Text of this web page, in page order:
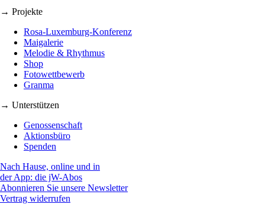
→ Projekte
Rosa-Luxemburg-Konferenz
Maigalerie
Melodie & Rhythmus
Shop
Fotowettbewerb
Granma
→ Unterstützen
Genossenschaft
Aktionsbüro
Spenden
Nach Hause, online und in
der App: die jW-Abos
Abonnieren Sie unsere Newsletter
Vertrag widerrufen